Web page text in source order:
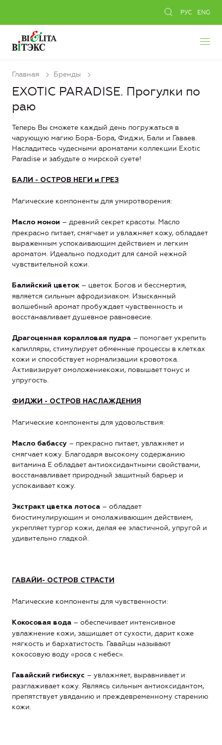
РУС ENG
Главная Бренды
EXOTIC PARADISE. Прогулки по
раю
Теперь Вы сможете каждый день погружаться в
чарующую магию Бора-Бора, Фиджи, Бали и Гаваев.
Насладитесь чудесными ароматами коллекции Exotic
Paradise и забудьте о мирской суете!
БАЛИ - ОСТРОВ НЕГИ и ГРЕЗ
Магические компоненты для умиротворения:
Масло монои – древний секрет красоты. Масло
прекрасно питает, смягчает и увлажняет кожу, обладает
выраженным успокаивающим действием и легким
ароматом. Идеально подходит для самой нежной
чувствительной кожи.
Балийский цветок – цветок Богов и бессмертия,
является сильным афродизиаком. Изысканный
волшебный аромат пробуждает чувственность и
восстанавливает душевное равновесие.
Драгоценная коралловая пудра – помогает укрепить
капилляры, стимулирует обменные процессы в клетках
кожи и способствует нормализации кровотока.
Активизирует омоложениекожи, повышает тонус и
упругость.
ФИДЖИ - ОСТРОВ НАСЛАЖДЕНИЯ
Магические компоненты для удовольствия:
Масло бабассу – прекрасно питает, увлажняет и
смягчает кожу. Благодаря высокому содержанию
витамина Е обладает антиоксидантными свойствами,
восстанавливает природный защитный барьер и
успокаивает кожу.
Экстракт цветка лотоса – обладает
биостимулирующим и омолаживающим действием,
укрепляет тургор кожи, делая ее эластичной, упругой и
удивительно гладкой.
ГАВАЙИ- ОСТРОВ СТРАСТИ
Магические компоненты для чувственности:
Кокосовая вода – обеспечивает интенсивное
увлажнение кожи, защищает от сухости, дарит коже
мягкость и бархатистость. Гавайцы называют
кокосовую воду «роса с небес».
Гавайский гибискус – увлажняет, выравнивает и
разглаживает кожу. Являясь сильным антиоксидантом,
препятствует увяданию и преждевременному старению
кожи.